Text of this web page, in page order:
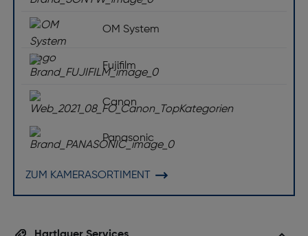
OM System
Fujifilm
Canon
Panasonic
ZUM KAMERASORTIMENT